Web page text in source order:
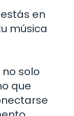
en
música
solo
que